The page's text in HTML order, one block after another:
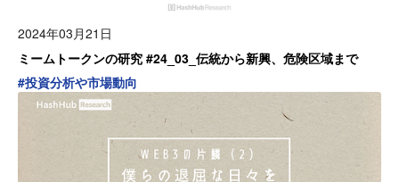
2024年03月21日
ミームトークンの研究 #24_03_伝統から新興、危険区域まで
#投資分析や市場動向